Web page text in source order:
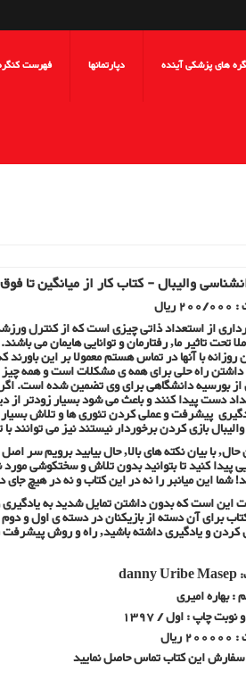
های پزشکی آینده دپارتمانها فهرست
والیبال - کتاب کار از میانگین تا فوق
از استعداد ذاتی چیزی است که از کنترل
تحت تاثیر ما, رفتارمان و توانایی هایمان می
روزانه با آنها در تماس هستم معمولا بر این
راه حلی برای همه ی مشکلات است و همه چیز
بورسیه دانشگاهی برای وی تضمین شده است.
دست پیدا کنند و باعث می شود بسیار زودتر از
بازی کردن برخوردار نیستند نیز می
حال, با بیان نکته های بالا, حال بیابید برویم سر
پیدا کنید تا بتوانید بدون تلاش و سختکوشی
شما این میانبر را نه در این کتاب و نه در هیچ
این است که بدون داشتن تمایل شدید به
برای آن دسته از بازیکنان در دسته ی اول و
کردن و یادگیری داشته باشید, راه و روش
danny Uribe Masep
: بهاره امیری
چاپ : اول / 1397
این کتاب تماس حاصل نمایید